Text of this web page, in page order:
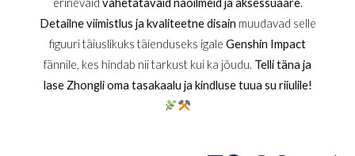
Detailne viimistlus ja kvaliteetne disain muudavad selle
figuuri täiuslikuks täienduseks igale Genshin Impact
fännile, kes hindab nii tarkust kui ka jõudu. Telli täna ja
lase Zhongli oma tasakaalu ja kindluse tuua su riiulile!